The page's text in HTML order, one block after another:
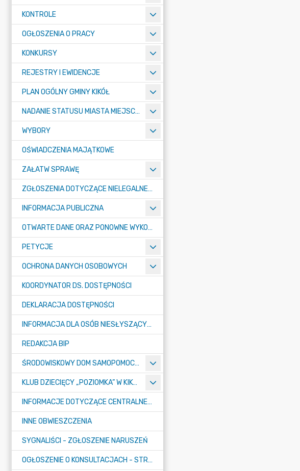
KONTROLE
OGŁOSZENIA O PRACY
KONKURSY
REJESTRY I EWIDENCJE
PLAN OGÓLNY GMINY KIKÓŁ
NADANIE STATUSU MIASTA MIEJSCOWOŚCI KIKÓŁ
WYBORY
OŚWIADCZENIA MAJĄTKOWE
ZAŁATW SPRAWĘ
ZGŁOSZENIA DOTYCZĄCE NIELEGALNEGO SPALANIA ODPADÓW
INFORMACJA PUBLICZNA
OTWARTE DANE ORAZ PONOWNE WYKORZYSTANIE INFORMACJI SEKTORA PUBLICZNEGO
PETYCJE
OCHRONA DANYCH OSOBOWYCH
KOORDYNATOR DS. DOSTĘPNOŚCI
DEKLARACJA DOSTĘPNOŚCI
INFORMACJA DLA OSÓB NIESŁYSZĄCYCH
REDAKCJA BIP
ŚRODOWISKOWY DOM SAMOPOMOCY "KONICZYNKA" W SUMINIE
KLUB DZIECIĘCY „POZIOMKA” W KIKOLE
INFORMACJE DOTYCZĄCE CENTRALNEGO PORTU KOMUNIKACYJNEGO
INNE OBWIESZCZENIA
SYGNALIŚCI - ZGŁOSZENIE NARUSZEŃ
OGŁOSZENIE O KONSULTACJACH - STRATEGIA